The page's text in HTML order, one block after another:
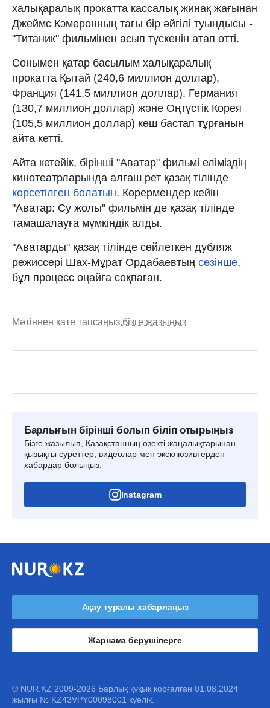
халықаралық прокатта кассалық жинақ жағынан
Джеймс Кэмеронның тағы бір әйгілі туындысы -
"Титаник" фильмінен асып түскенін атап өтті.
Сонымен қатар басылым халықаралық
прокатта Қытай (240,6 миллион доллар),
Франция (141,5 миллион доллар), Германия
(130,7 миллион доллар) және Оңтүстік Корея
(105,5 миллион доллар) көш бастап тұрғанын
айта кетті.
Айта кетейік, бірінші "Аватар" фильмі еліміздің
кинотеатрларында алғаш рет қазақ тілінде
көрсетілген болатын. Көрермендер кейін
"Аватар: Су жолы" фильмін де қазақ тілінде
тамашалауға мүмкіндік алды.
"Аватарды" қазақ тілінде сөйлеткен дубляж
режиссері Шах-Мұрат Ордабаевтың сөзінше,
бұл процесс оңайға соқпаған.
Мәтіннен қате тапсаңыз,бізге жазыңыз
Барлығын бірінші болып біліп отырыңыз
Бізге жазылып, Қазақстанның өзекті жаңалықтарынан,
қызықты суреттер, видеолар мен эксклюзивтерден
хабардар болыңыз.
Instagram
Ақау туралы хабарлаңыз
Жарнама берушілерге
® NUR.KZ 2009-2026 Барлық құқық қорғалған 01.08.2024
жылғы № KZ43VPY00098001 куәлік.